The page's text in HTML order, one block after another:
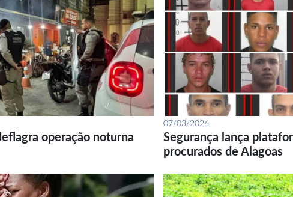
operação noturna
07/03/2026
Segurança lança
procurados de Alagoas